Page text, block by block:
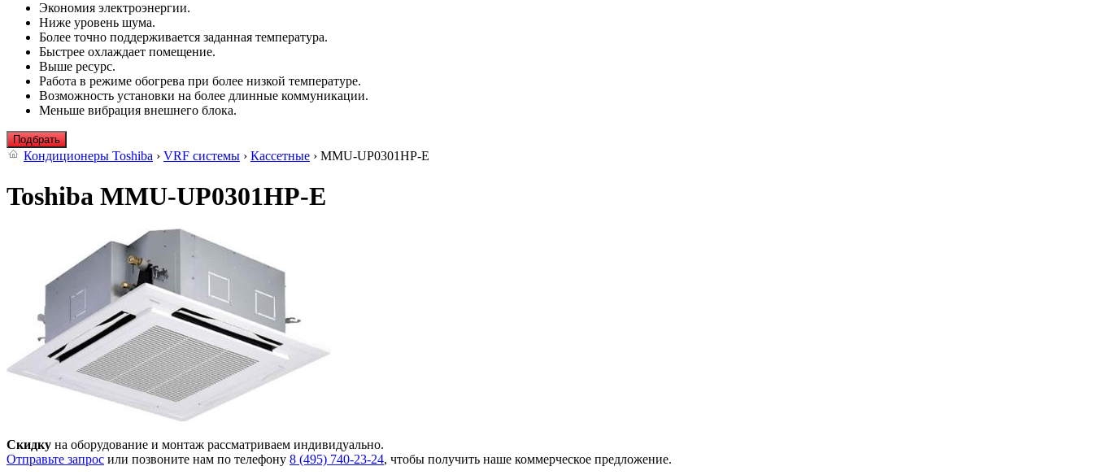
Экономия электроэнергии.
Ниже уровень шума.
Более точно поддерживается заданная температура.
Быстрее охлаждает помещение.
Выше ресурс.
Работа в режиме обогрева при более низкой температуре.
Возможность установки на более длинные коммуникации.
Меньше вибрация внешнего блока.
Подбрать
Кондиционеры Toshiba › VRF системы › Кассетные › MMU-UP0301HP-E
Toshiba MMU-UP0301HP-E
Скидку на оборудование и монтаж рассматриваем индивидуально.
Отправьте запрос или позвоните нам по телефону 8 (495) 740-23-24, чтобы получить наше коммерческое предложение.